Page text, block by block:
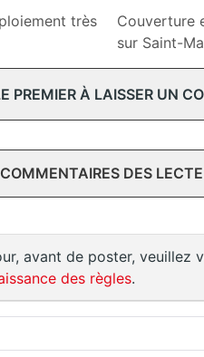
très
Couverture
sur Saint-
PREMIER À LAISSER UN
COMMENTAIRES DES
avant de poster, veuillez
des règles.